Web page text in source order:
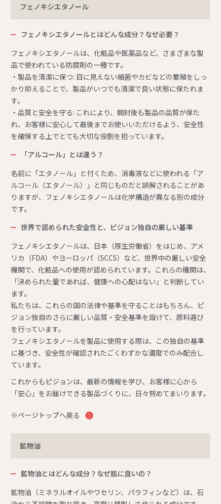
フェノキシエタノール
フェノキシエタノールとはどんな成分？なぜ必要？
フェノキシエタノールは、化粧品や医薬品など、さまざまな製
品で使われている防腐剤の一種です。
・製品を清潔に保つ: 目に見えない細菌やカビなどの繁殖をしっ
かり抑えることで、製品がいつでも清潔で良い状態に保たれま
す。
・品質と安全を守る: これにより、開封後も製品の品質が保た
れ、お客様に安心して最後までお使いいただけるよう、安全性
を確保する上でとても大切な役割を担っています。
「アルコール」とは違う？
名前に「エタノール」と付くため、消毒液などに使われる「ア
ルコール（エタノール）」と同じものだと誤解されることがあ
りますが、フェノキシエタノールは化学構造が異なる別の成分
です。
世界で認められた安全性と、ピジョン独自の厳しい基準
フェノキシエタノールは、日本（厚生労働省）をはじめ、アメ
リカ（FDA）やヨーロッパ（SCCS）など、世界中の厳しい安全
機関で、化粧品への使用が認められています。これらの機関は、
「決められた量であれば、健康への心配はない」と判断してい
ます。
私たちは、これらの国の法律や基準を守ることはもちろん、ピ
ジョン独自のさらに厳しい品質・安全基準を設けて、原料選び
を行っています。
フェノキシエタノールを製品に使用する際は、この独自の基準
に基づき、安全性が確認されたごくわずかな濃度でのみ配合し
ています。
これからもピジョンは、最新の情報を学び、お客様に心から
「安心」をお届けできる製品づくりに、日々努めてまいります。
※ページトップへ戻る
鉱物油
鉱物油とはどんな成分？なぜ肌に良いの？
鉱物油（ミネラルオイルやワセリン、パラフィンなど）は、石